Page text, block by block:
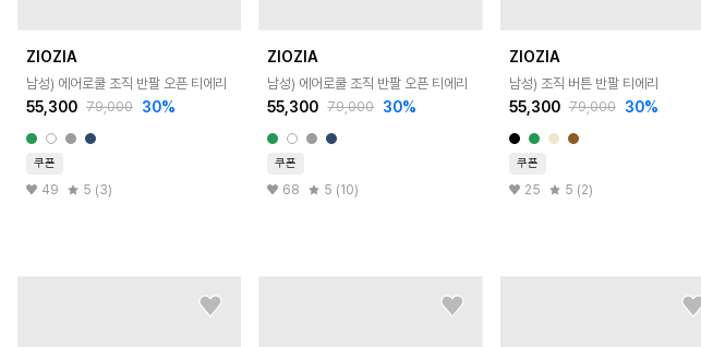
ZIOZIA
남성) 에어로쿨 조직 반팔 오픈 티에리
55,300 79,000 30%
쿠폰
49 5 (3)
ZIOZIA
남성) 에어로쿨 조직 반팔 오픈 티에리
55,300 79,000 30%
쿠폰
68 5 (10)
ZIOZIA
남성) 조직 버튼 반팔 티에리
55,300 79,000 30%
쿠폰
25 5 (2)